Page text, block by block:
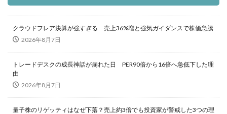
クラウドフレア決算が強すぎる 売上36%増と強気ガイダンスで株価急騰
2026年8月7日
トレードデスクの成長神話が崩れた日 PER90倍から16倍へ急低下した理
由
2026年8月7日
量子株のリゲッティはなぜ下落？売上約3倍でも投資家が警戒した3つの理